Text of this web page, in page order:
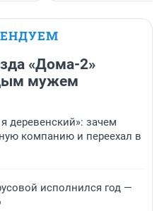
«Дома-2»
мужем
деревенский»: зачем
компанию и переехал в
исполнился год —